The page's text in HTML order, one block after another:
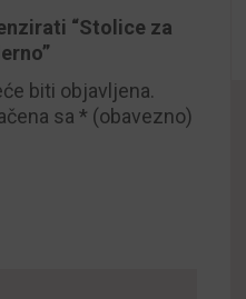
“Stolice za
biti objavljena.
sa * (obavezno)